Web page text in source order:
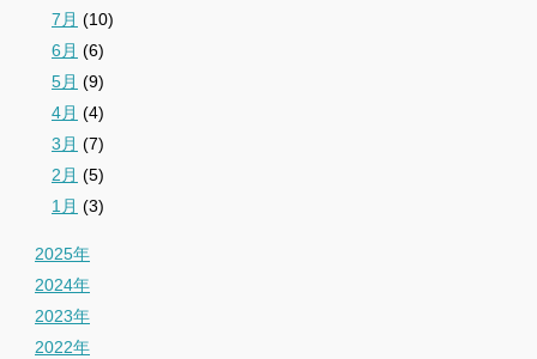
7月 (10)
6月 (6)
5月 (9)
4月 (4)
3月 (7)
2月 (5)
1月 (3)
2025年
2024年
2023年
2022年